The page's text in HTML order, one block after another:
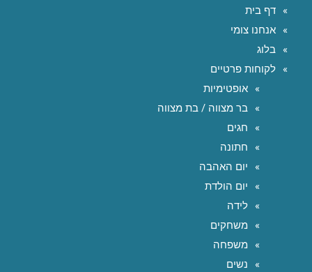
דף בית
אנחנו צומי
בלוג
לקוחות פרטיים
אופטימיות
בר מצווה / בת מצווה
חגים
חתונה
יום האהבה
יום הולדת
לידה
משחקים
משפחה
נשים